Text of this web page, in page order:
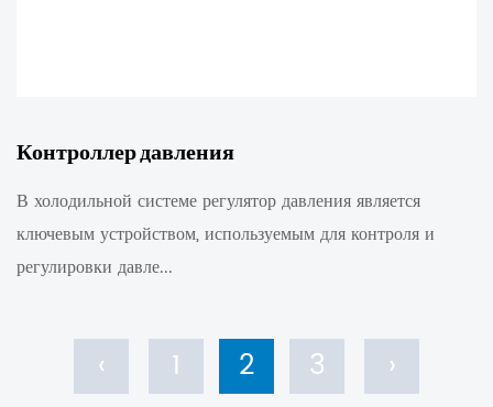
Контроллер давления
В холодильной системе регулятор давления является
ключевым устройством, используемым для контроля и
регулировки давле...
‹ 1 2 3 ›